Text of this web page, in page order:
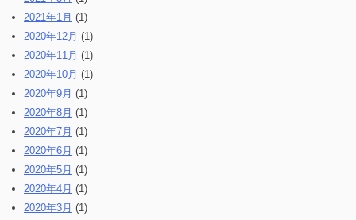
2021年1月 (1)
2020年12月 (1)
2020年11月 (1)
2020年10月 (1)
2020年9月 (1)
2020年8月 (1)
2020年7月 (1)
2020年6月 (1)
2020年5月 (1)
2020年4月 (1)
2020年3月 (1)